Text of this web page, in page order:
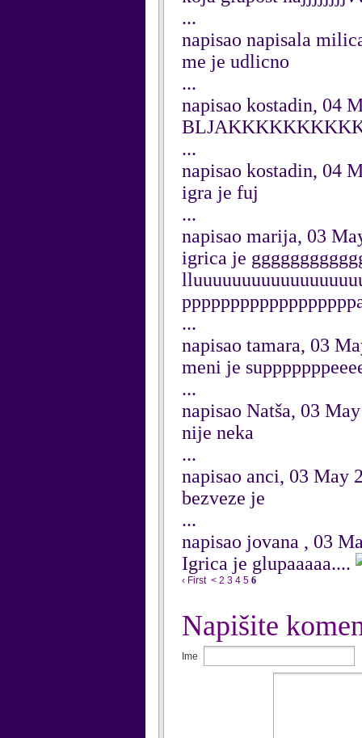
...
napisao napisala
me je udlicno
...
napisao kostadin, 04
...
napisao kostadin, 04
igra je fuj
...
napisao marija, 03
igrica je
...
napisao tamara, 03
meni je
...
napisao Natša, 03
nije neka
...
napisao anci, 03 May
bezveze je
...
napisao jovana , 03
Igrica je glupaaaaa....
‹ First < 2 3 4 5 6
Napišite
Ime